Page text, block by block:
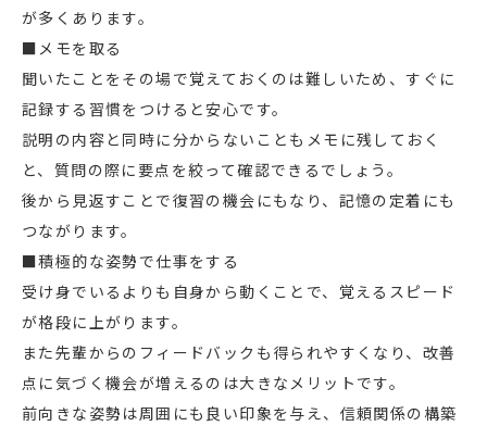
が多くあります。
■メモを取る
聞いたことをその場で覚えておくのは難しいため、すぐに
記録する習慣をつけると安心です。
説明の内容と同時に分からないこともメモに残しておく
と、質問の際に要点を絞って確認できるでしょう。
後から見返すことで復習の機会にもなり、記憶の定着にも
つながります。
■積極的な姿勢で仕事をする
受け身でいるよりも自身から動くことで、覚えるスピード
が格段に上がります。
また先輩からのフィードバックも得られやすくなり、改善
点に気づく機会が増えるのは大きなメリットです。
前向きな姿勢は周囲にも良い印象を与え、信頼関係の構築